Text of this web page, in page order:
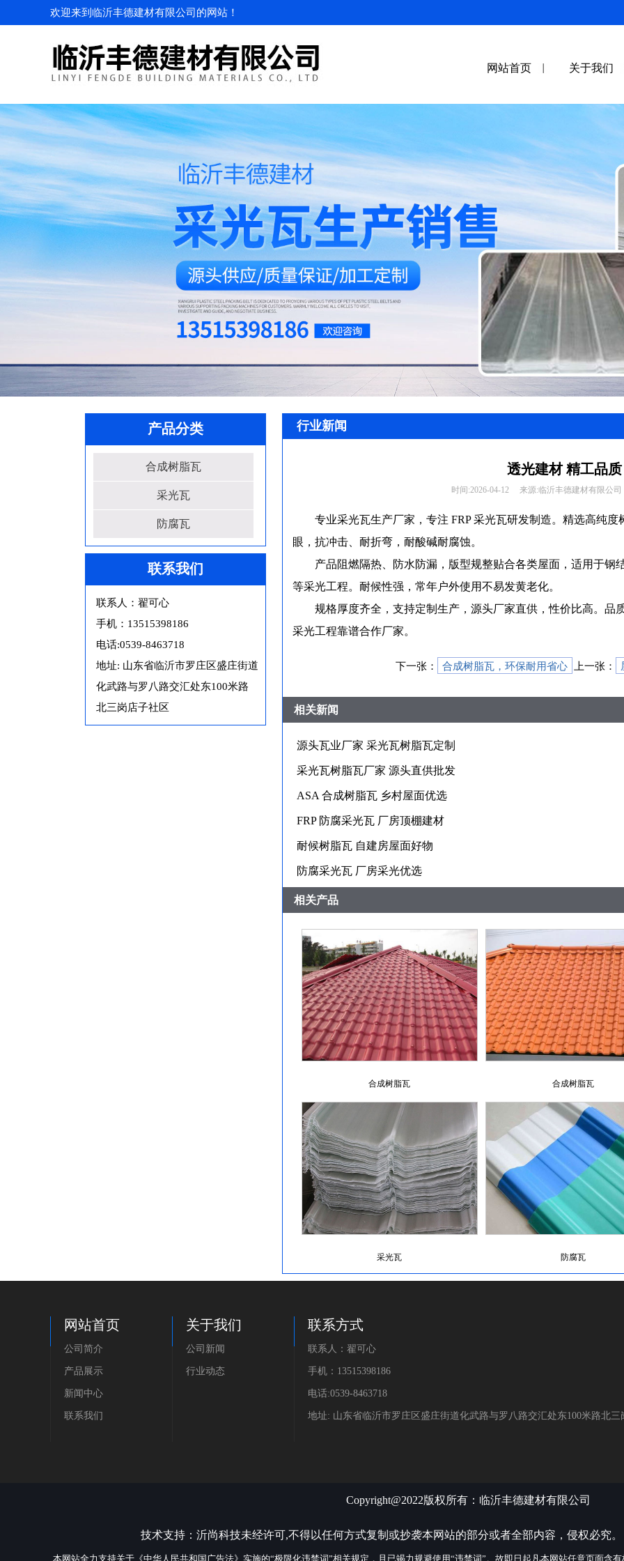
欢迎来到临沂丰德建材有限公司的网站！
网站首页 关于我们
产品分类
合成树脂瓦
采光瓦
防腐瓦
联系我们
联系人：翟可心
手机：13515398186
电话:0539-8463718
地址: 山东省临沂市罗庄区盛庄街道
化武路与罗八路交汇处东100米路
北三岗店子社区
行业新闻
透光建材 精工品质
时间:2026-04-12 来源:临沂丰德建材有限公司
专业采光瓦生产厂家，专注 FRP 采光瓦研发制造。精选高纯
眼，抗冲击、耐折弯，耐酸碱耐腐蚀。
产品阻燃隔热、防水防漏，版型规整贴合各类屋面，适用于钢
等采光工程。耐候性强，常年户外使用不易发黄老化。
规格厚度齐全，支持定制生产，源头厂家直供，性价比高。品
采光工程靠谱合作厂家。
下一张： 合成树脂瓦，环保耐用省心 上一张：
相关新闻
源头瓦业厂家 采光瓦树脂瓦定制
采光瓦树脂瓦厂家 源头直供批发
ASA 合成树脂瓦 乡村屋面优选
FRP 防腐采光瓦 厂房顶棚建材
耐候树脂瓦 自建房屋面好物
防腐采光瓦 厂房采光优选
相关产品
合成树脂瓦 合成树脂瓦
采光瓦 防腐瓦
网站首页
公司简介
产品展示
新闻中心
联系我们
关于我们
公司新闻
行业动态
联系方式
联系人：翟可心
手机：13515398186
电话:0539-8463718
地址: 山东省临沂市罗庄区盛庄街道化武路与罗八路交汇处东100米路北三
Copyright@2022版权所有：临沂丰德建材有限公司
技术支持： 沂尚科技未经许可,不得以任何方式复制或抄袭本网站的部分或者全部内容，侵权必究。
本网站全力支持关于《中华人民共和国广告法》实施的“极限化违禁词”相关规定，且已竭力规避使用“违禁词”。故即日起凡本网站任意页面含